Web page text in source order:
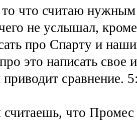
что считаю
не услышал,
про Спарту и
это написать свое
сравнение.
что Промес